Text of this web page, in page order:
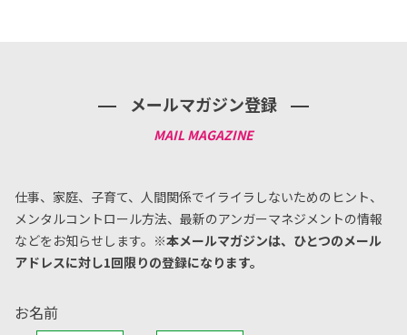
メールマガジン登録
仕事、家庭、子育て、人間関係でイライラしないためのヒント、
メンタルコントロール方法、 最新のアンガーマネジメントの情報
などをお知らせします。 ※本メールマガジンは、ひとつのメール
アドレスに対し1回限りの登録になります。
お名前